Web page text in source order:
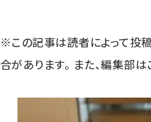
※この記事は読者によって投
合があります。 また、編集部